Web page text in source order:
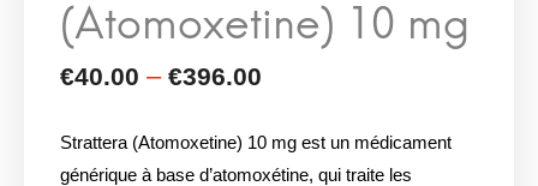
Strattera (Atomoxetine) 10 mg est un médicament
générique à base d’atomoxétine, qui traite les